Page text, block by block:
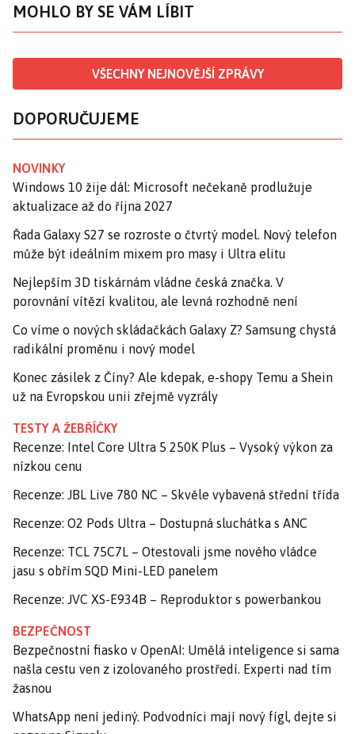
MOHLO BY SE VÁM LÍBIT
VŠECHNY NEJNOVĚJŠÍ ZPRÁVY
DOPORUČUJEME
NOVINKY
Windows 10 žije dál: Microsoft nečekaně prodlužuje
aktualizace až do října 2027
Řada Galaxy S27 se rozroste o čtvrtý model. Nový telefon
může být ideálním mixem pro masy i Ultra elitu
Nejlepším 3D tiskárnám vládne česká značka. V
porovnání vítězí kvalitou, ale levná rozhodně není
Co víme o nových skládačkách Galaxy Z? Samsung chystá
radikální proměnu i nový model
Konec zásilek z Číny? Ale kdepak, e-shopy Temu a Shein
už na Evropskou unii zřejmě vyzrály
TESTY A ŽEBŘÍČKY
Recenze: Intel Core Ultra 5 250K Plus – Vysoký výkon za
nízkou cenu
Recenze: JBL Live 780 NC – Skvěle vybavená střední třída
Recenze: O2 Pods Ultra – Dostupná sluchátka s ANC
Recenze: TCL 75C7L – Otestovali jsme nového vládce
jasu s obřím SQD Mini-LED panelem
Recenze: JVC XS-E934B – Reproduktor s powerbankou
BEZPEČNOST
Bezpečnostní fiasko v OpenAI: Umělá inteligence si sama
našla cestu ven z izolovaného prostředí. Experti nad tím
žasnou
WhatsApp není jediný. Podvodníci mají nový fígl, dejte si